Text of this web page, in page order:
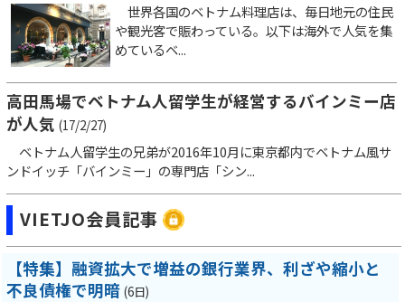
世界各国のベトナム料理店は、毎日地元の住民
や観光客で賑わっている。以下は海外で人気を集
めているベ...
高田馬場でベトナム人留学生が経営するバインミー店
が人気 (17/2/27)
ベトナム人留学生の兄弟が2016年10月に東京都内でベトナム風サ
ンドイッチ「バインミー」の専門店「シン...
VIETJO会員記事
【特集】融資拡大で増益の銀行業界、利ざや縮小と
不良債権で明暗 (6日)